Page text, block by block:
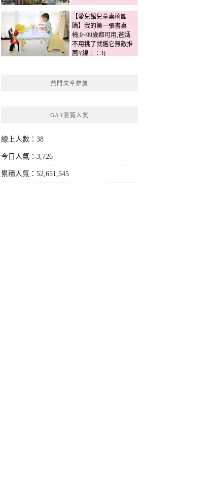
【愛兒館兒童桌椅團
購】我的第一張書桌
椅,0~99歲都可用,爸媽
不用挑了就選它無敵推
薦!(線上：3)
熱門文章推薦
GA4瀏覽人氣
線上人數：38
今日人氣：3,726
累積人氣：52,651,545